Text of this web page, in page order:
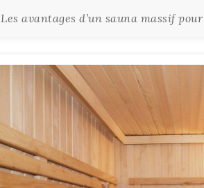
Les avantages d’un sauna massif